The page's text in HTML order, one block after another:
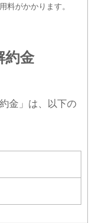
料がかかります。
約金
金」は、以下の